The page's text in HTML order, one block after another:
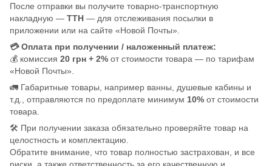
После отправки вы получите товарно-транспортную
накладную — ТТН — для отслеживания посылки в
приложении или на сайте «Новой Почты».
💳 Оплата при получении / наложенный платеж:
💰 комиссия 20 грн + 2% от стоимости товара — по тарифам
«Новой Почты».
🚛 Габаритные товары, например ванны, душевые кабины и
т.д., отправляются по предоплате минимум 10% от стоимости
товара.
🛠️ При получении заказа обязательно проверяйте товар на
целостность и комплектацию.
Обратите внимание, что товар полностью застрахован, и все
риски, а также ответственность за его качественную и